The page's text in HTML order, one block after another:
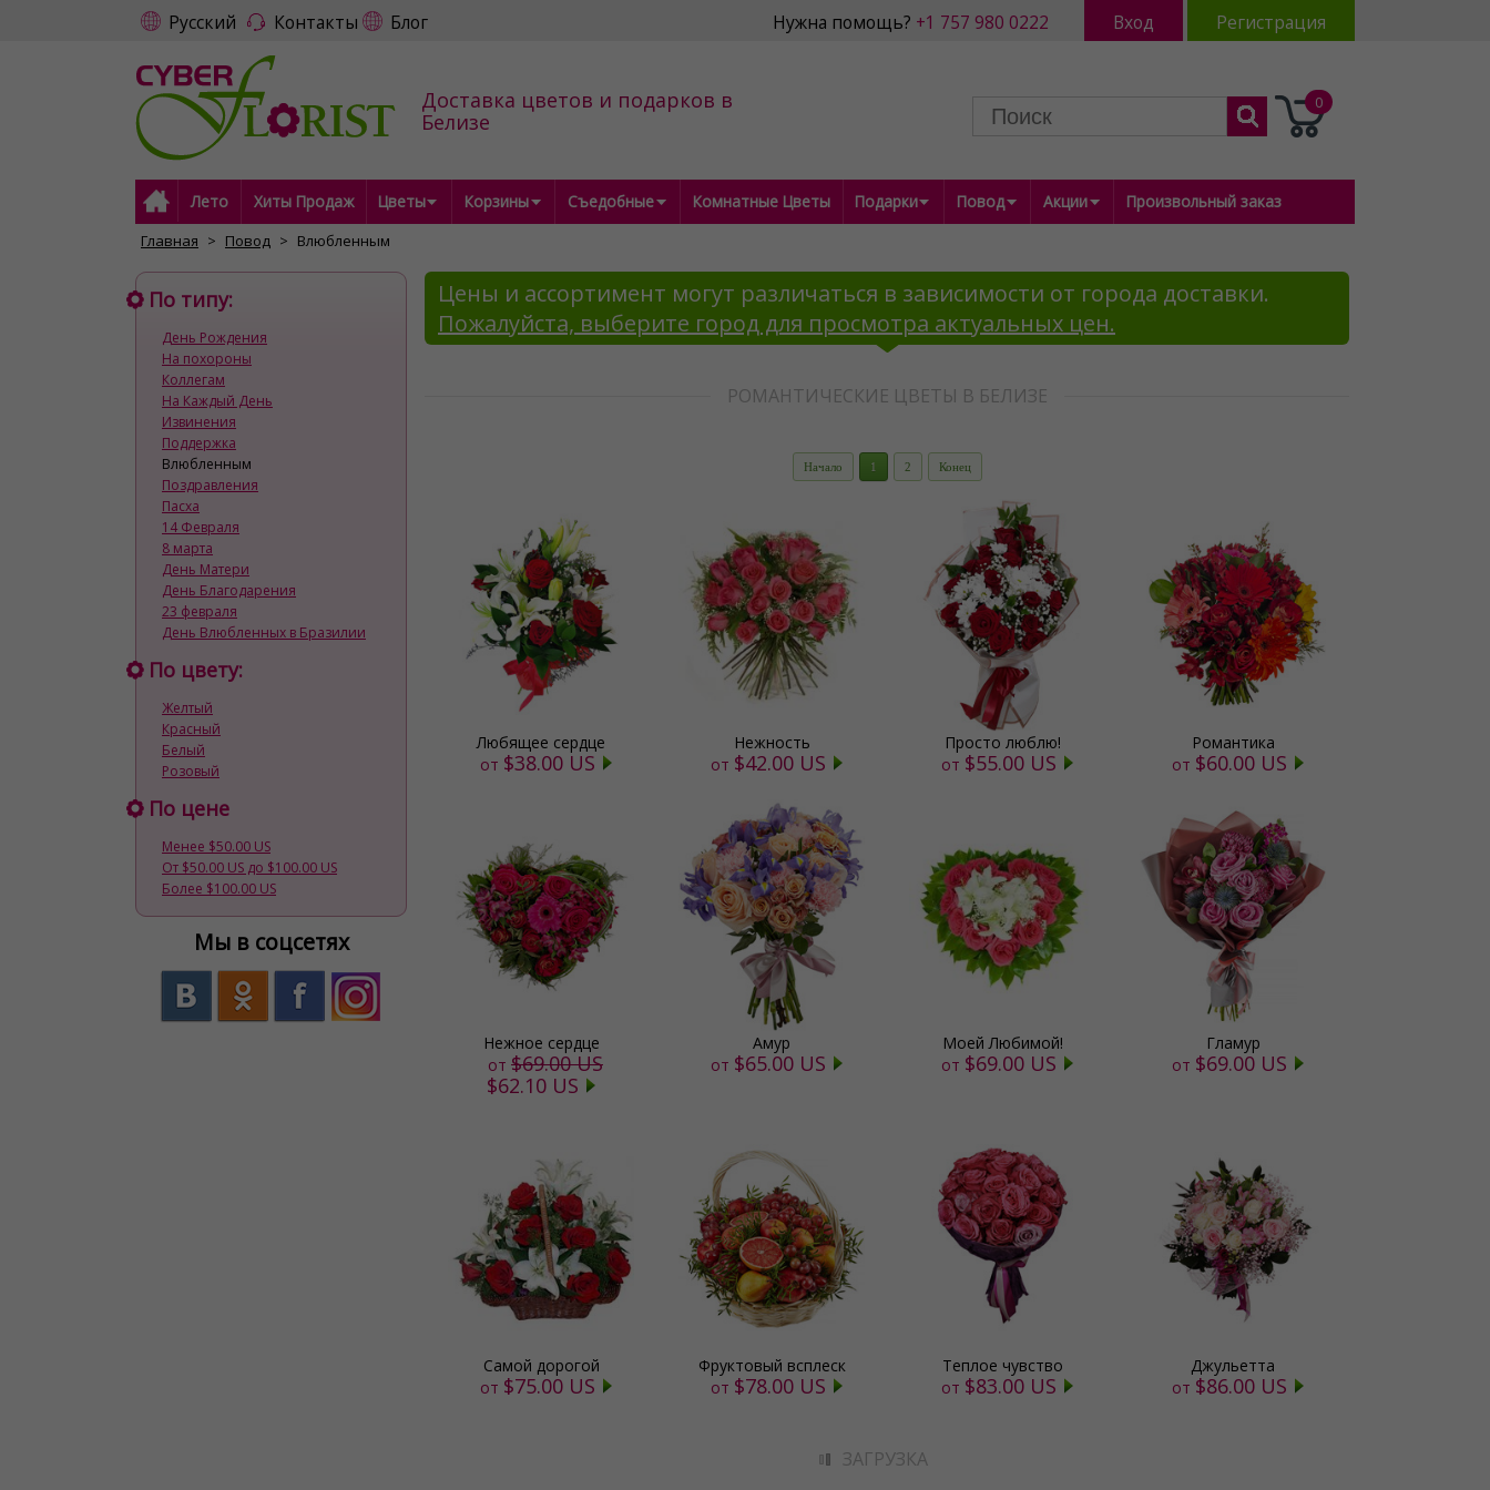
Русский Контакты Блог Нужна помощь? +1 757 980 0222 Вход Регистрация
Доставка цветов и подарков в
Белизе
0
Лето Хиты Продаж Цветы Корзины Съедобные Комнатные Цветы Подарки Повод Акции Произвольный заказ
Главная Повод Влюбленным
По типу:
День Рождения
На похороны
Коллегам
На Каждый День
Извинения
Поддержка
Влюбленным
Поздравления
Пасха
14 Февраля
8 марта
День Матери
День Благодарения
23 февраля
День Влюбленных в Бразилии
По цвету:
Желтый
Красный
Белый
Розовый
По цене
Менее $50.00 US
От $50.00 US до $100.00 US
Более $100.00 US
Мы в соцсетях
Цены и ассортимент могут различаться в зависимости от города доставки.
Пожалуйста, выберите город для просмотра актуальных цен.
РОМАНТИЧЕСКИЕ ЦВЕТЫ В БЕЛИЗЕ
Начало 1 2 Конец
Любящее сердце
от $38.00 US
Нежность
от $42.00 US
Просто люблю!
от $55.00 US
Романтика
от $60.00 US
Нежное сердце
от $69.00 US
$62.10 US
Амур
от $65.00 US
Моей Любимой!
от $69.00 US
Гламур
от $69.00 US
Самой дорогой
от $75.00 US
Фруктовый всплеск
от $78.00 US
Теплое чувство
от $83.00 US
Джульетта
от $86.00 US
ЗАГРУЗКА